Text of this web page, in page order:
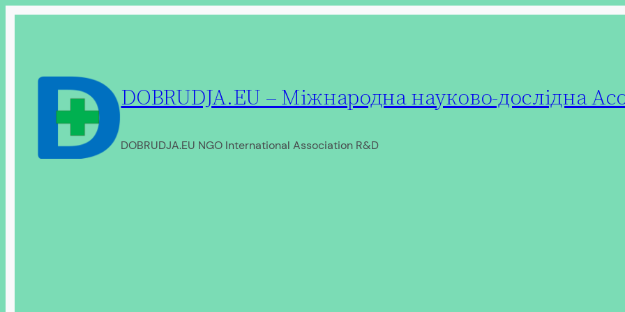
DOBRUDJA.EU – Міжнародна науково-дослідна
DOBRUDJA.EU NGO International Association R&D